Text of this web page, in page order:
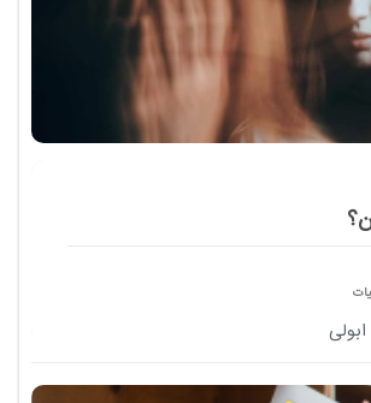
واژه‌ی به ظاهر متضاد، اما در بسیاری